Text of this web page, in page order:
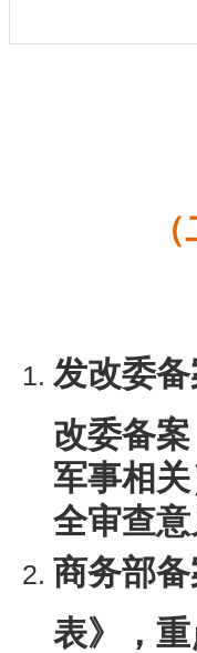
发改委备
改委备
军事相
全审查意
商务部备
表》，